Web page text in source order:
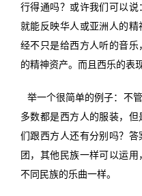
行得通吗？或许我们可以
就能反映华人或亚洲人的
经不只是给西方人听的音
的精神资产。而且西乐的表
举一个很简单的例子：不
多数都是西方人的服装，
们跟西方人还有分别吗？
团，其他民族一样可以运
不同民族的乐曲一样。